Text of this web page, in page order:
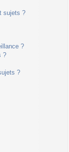
sujets ?
?
?
?